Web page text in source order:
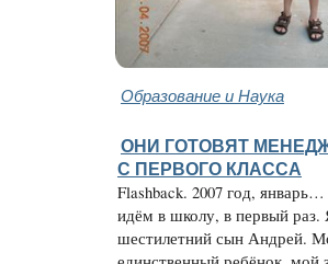
Образование и Наука
ОНИ ГОТОВЯТ
С ПЕРВОГО КЛАССА
Flashback. 2007 год,
идём в школу, в первый
шестилетний сын Андрей.